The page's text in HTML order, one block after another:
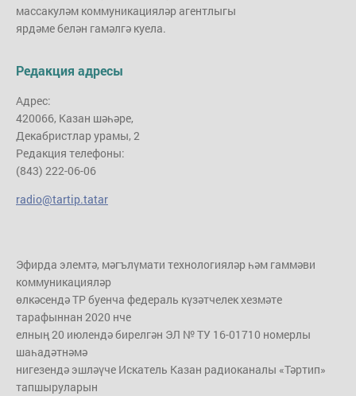
массакуләм коммуникацияләр агентлыгы
ярдәме белән гамәлгә куела.
Редакция адресы
Адрес:
420066, Казан шәһәре,
Декабристлар урамы, 2
Редакция телефоны:
(843) 222-06-06
radio@tartip.tatar
Эфирда элемтә, мәгълүмати технологияләр һәм гаммәви
коммуникацияләр
өлкәсендә ТР буенча федераль күзәтчелек хезмәте
тарафыннан 2020 нче
елның 20 июлендә бирелгән ЭЛ № ТУ 16-01710 номерлы
шаһадәтнәмә
нигезендә эшләүче Искатель Казан радиоканалы «Тәртип»
тапшыруларын